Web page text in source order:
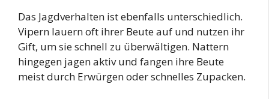
Das Jagdverhalten ist ebenfalls unterschiedlich.
Vipern lauern oft ihrer Beute auf und nutzen ihr
Gift, um sie schnell zu überwältigen. Nattern
hingegen jagen aktiv und fangen ihre Beute
meist durch Erwürgen oder schnelles Zupacken.